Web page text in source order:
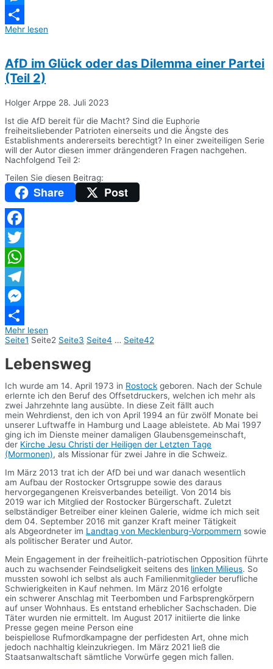
Messenger
Teilen
Mehr lesen
AfD im Glück oder das Dilemma einer Partei
(Teil 2)
Holger Arppe 28. Juli 2023
Ist die AfD bereit für die Macht? Sind die Euphorie
freiheitsliebender Patrioten einerseits und die Ängste des
Establishments andererseits berechtigt? In einer zweiteiligen Serie
will der Autor diesen immer drängenderen Fragen nachgehen.
Nachfolgend Teil 2:
Teilen Sie diesen Beitrag:
Share Post
Facebook
Twitter
WhatsApp
Telegram
Messenger
Teilen
Mehr lesen
Seite1 Seite2 Seite3 Seite4 … Seite42
Lebensweg
Ich wurde am 14. April 1973 in Rostock geboren. Nach der Schule
erlernte ich den Beruf des Offsetdruckers, welchen ich mehr als
zwei Jahrzehnte lang ausübte. In diese Zeit fällt auch
mein Wehrdienst, den ich von April 1994 an für zwölf Monate bei
unserer Luftwaffe in Hamburg und Laage ableistete. Ab Mai 1997
ging ich im Dienste meiner damaligen Glaubensgemeinschaft,
der Kirche Jesu Christi der Heiligen der Letzten Tage
(Mormonen), als Missionar für zwei Jahre in die Schweiz.
Im März 2013 trat ich der AfD bei und war danach wesentlich
am Aufbau der Rostocker Ortsgruppe sowie des daraus
hervorgegangenen Kreisverbandes beteiligt. Von 2014 bis
2019 war ich Mitglied der Rostocker Bürgerschaft. Zuletzt
selbständiger Betreiber einer kleinen Galerie, widme ich mich seit
dem 04. September 2016 mit ganzer Kraft meiner Tätigkeit
als Abgeordneter im Landtag von Mecklenburg-Vorpommern sowie
als politischer Berater und Autor.
Mein Engagement in der freiheitlich-patriotischen Opposition führte
auch zu wachsender Feindseligkeit seitens des linken Milieus. So
mussten sowohl ich selbst als auch Familienmitglieder berufliche
Schwierigkeiten in Kauf nehmen. Im März 2016 erfolgte
ein schwerer Anschlag mit Teerbomben und Farbsprengkörpern
auf unser Wohnhaus. Es entstand erheblicher Sachschaden. Die
Täter wurden nie ermittelt. Im August 2017 initiierte die linke
Presse gegen meine Person eine
beispiellose Rufmordkampagne der perfidesten Art, ohne mich
jedoch nachhaltig kleinzukriegen. Im März 2021 ließ die
Staatsanwaltschaft sämtliche Vorwürfe gegen mich fallen.